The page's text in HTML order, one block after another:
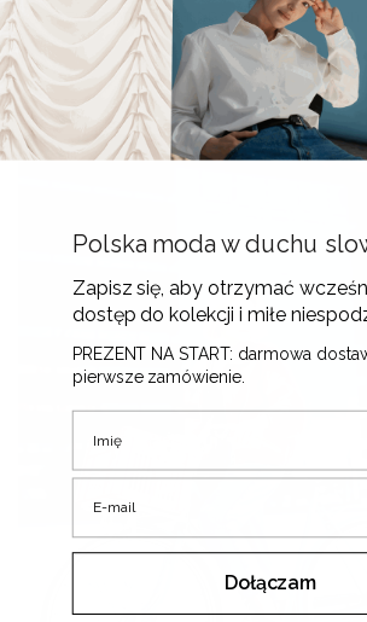
soczyste polecenia. Spójrzcie na
Czytaj Dalej
Polska moda w duchu
Zapisz się, aby otrzymać
dostęp do kolekcji i miłe
PREZENT NA START: darmowa
pierwsze zamówienie.
Imię
E-mail
Dołączam